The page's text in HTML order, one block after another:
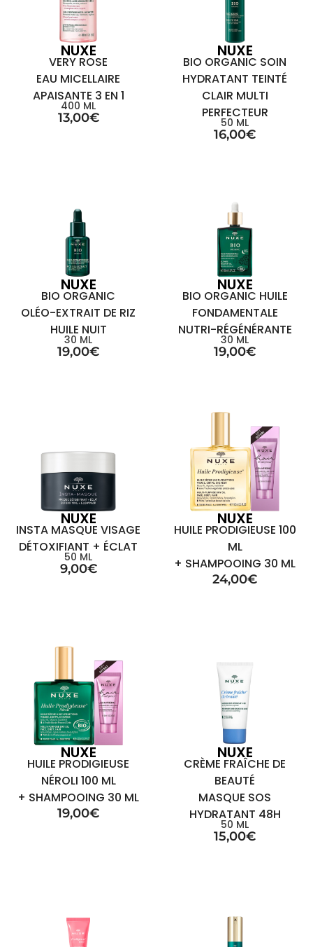
NUXE
VERY ROSE
EAU MICELLAIRE
APAISANTE 3 EN 1
400 ML
13,00€
NUXE
BIO ORGANIC SOIN
HYDRATANT TEINTÉ
CLAIR MULTI
PERFECTEUR
50 ML
16,00€
NUXE
BIO ORGANIC
OLÉO-EXTRAIT DE RIZ
HUILE NUIT
30 ML
19,00€
NUXE
BIO ORGANIC HUILE
FONDAMENTALE
NUTRI-RÉGÉNÉRANTE
30 ML
19,00€
NUXE
INSTA MASQUE VISAGE
DÉTOXIFIANT + ÉCLAT
50 ML
9,00€
NUXE
HUILE PRODIGIEUSE 100
ML
+ SHAMPOOING 30 ML
24,00€
NUXE
HUILE PRODIGIEUSE
NÉROLI 100 ML
+ SHAMPOOING 30 ML
19,00€
NUXE
CRÈME FRAÎCHE DE
BEAUTÉ
MASQUE SOS
HYDRATANT 48H
50 ML
15,00€